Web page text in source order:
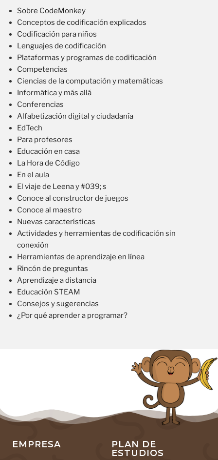
Sobre CodeMonkey
Conceptos de codificación explicados
Codificación para niños
Lenguajes de codificación
Plataformas y programas de codificación
Competencias
Ciencias de la computación y matemáticas
Informática y más allá
Conferencias
Alfabetización digital y ciudadanía
EdTech
Para profesores
Educación en casa
La Hora de Código
En el aula
El viaje de Leena y #039; s
Conoce al constructor de juegos
Conoce al maestro
Nuevas características
Actividades y herramientas de codificación sin
conexión
Herramientas de aprendizaje en línea
Rincón de preguntas
Aprendizaje a distancia
Educación STEAM
Consejos y sugerencias
¿Por qué aprender a programar?
EMPRESA
PLAN DE
ESTUDIOS